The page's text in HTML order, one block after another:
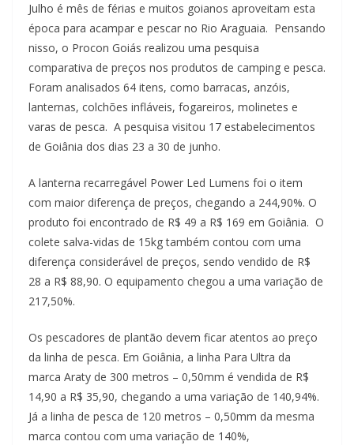
Julho é mês de férias e muitos goianos aproveitam esta
época para acampar e pescar no Rio Araguaia. Pensando
nisso, o Procon Goiás realizou uma pesquisa
comparativa de preços nos produtos de camping e pesca.
Foram analisados 64 itens, como barracas, anzóis,
lanternas, colchões infláveis, fogareiros, molinetes e
varas de pesca. A pesquisa visitou 17 estabelecimentos
de Goiânia dos dias 23 a 30 de junho.
A lanterna recarregável Power Led Lumens foi o item
com maior diferença de preços, chegando a 244,90%. O
produto foi encontrado de R$ 49 a R$ 169 em Goiânia. O
colete salva-vidas de 15kg também contou com uma
diferença considerável de preços, sendo vendido de R$
28 a R$ 88,90. O equipamento chegou a uma variação de
217,50%.
Os pescadores de plantão devem ficar atentos ao preço
da linha de pesca. Em Goiânia, a linha Para Ultra da
marca Araty de 300 metros – 0,50mm é vendida de R$
14,90 a R$ 35,90, chegando a uma variação de 140,94%.
Já a linha de pesca de 120 metros – 0,50mm da mesma
marca contou com uma variação de 140%,